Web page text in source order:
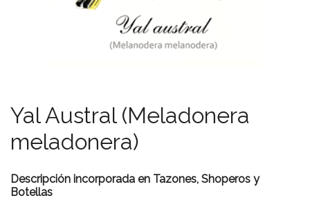
Yal Austral (Meladonera
meladonera)
Descripción incorporada en Tazones, Shoperos y
Botellas